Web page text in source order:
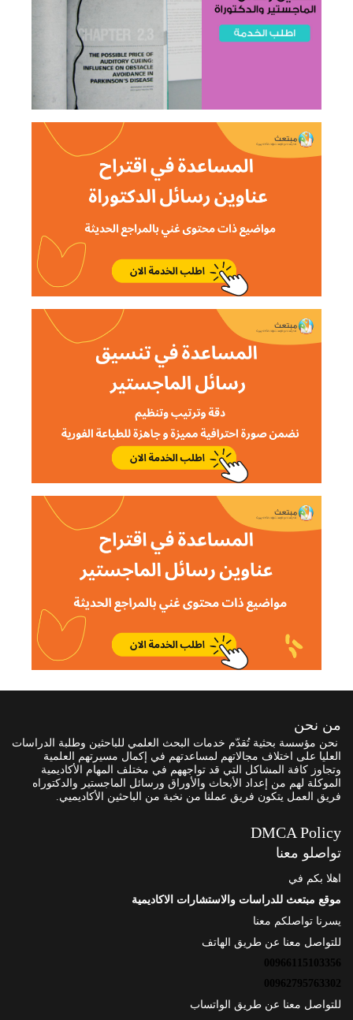
من نحن
نحن مؤسسة بحثية تُقدّم خدمات البحث العلمي للباحثين وطلبة الدراسات
العليا على اختلاف مجالاتهم لمساعدتهم في إكمال مسيرتهم العلمية
وتجاوز كافة المشاكل التي قد تواجههم في مختلف المهام الأكاديمية
الموكلة لهم من إعداد الأبحاث والأوراق ورسائل الماجستير والدكتوراه
فريق العمل يتكون فريق عملنا من نخبة من الباحثين الأكاديميي.
DMCA Policy
تواصلو معنا
اهلا بكم في
موقع مبتعث للدراسات والاستشارات الاكاديمية
يسرنا تواصلكم معنا
للتواصل معنا عن طريق الهاتف
00966115103356
00962795763302
للتواصل معنا عن طريق الواتساب